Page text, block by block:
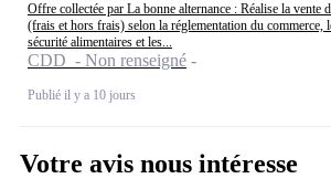
Offre collectée par La bonne alternance : Réalise la vente
(frais et hors frais) selon la réglementation du commerce,
sécurité alimentaires et les...
CDD - Non renseigné
Publié il y a 10 jours
Votre avis nous intéresse